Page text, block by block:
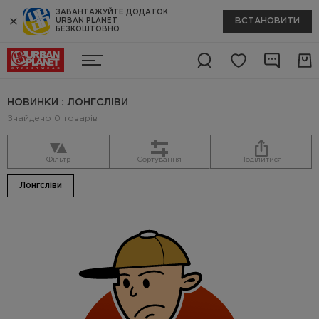
ЗАВАНТАЖУЙТЕ ДОДАТОК
URBAN PLANET
БЕЗКОШТОВНО
ВСТАНОВИТИ
НОВИНКИ : ЛОНГСЛІВИ
Знайдено 0 товарів
Фільтр Сортування Поділитися
Лонгсліви